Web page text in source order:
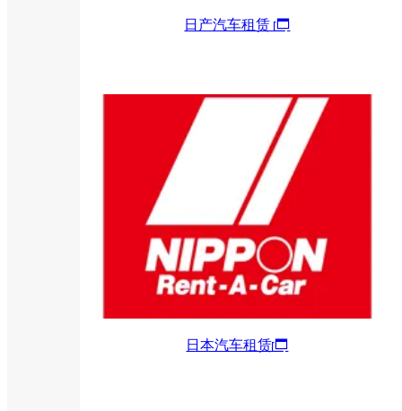
日产汽车租赁
日本汽车租赁